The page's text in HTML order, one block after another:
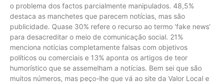
o problema dos factos parcialmente manipulados. 48,5%
destaca as manchetes que parecem notícias, mas são
publicidade. Quase 30% refere o recurso ao termo ‘fake news’
para desacreditar o meio de comunicação social. 21%
menciona notícias completamente falsas com objetivos
políticos ou comerciais e 13% aponta os artigos de teor
humorístico que se assemelham a notícias. Bem sei que são
muitos números, mas peço-lhe que vá ao site da Valor Local e